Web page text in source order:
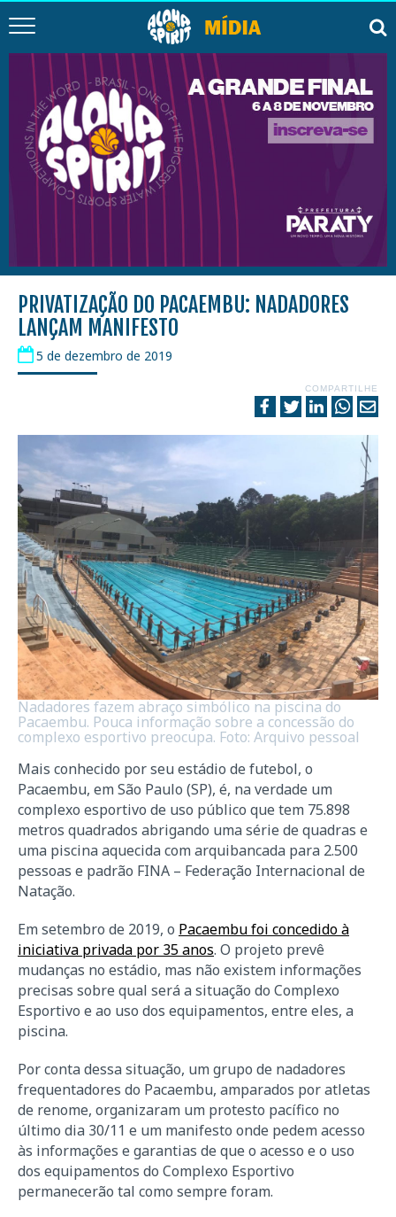
PRIVATIZAÇÃO DO PACAEMBU: NADADORES
LANÇAM MANIFESTO
5 de dezembro de 2019
COMPARTILHE
Nadadores fazem abraço simbólico na piscina do
Pacaembu. Pouca informação sobre a concessão do
complexo esportivo preocupa. Foto: Arquivo pessoal
Mais conhecido por seu estádio de futebol, o
Pacaembu, em São Paulo (SP), é, na verdade um
complexo esportivo de uso público que tem 75.898
metros quadrados abrigando uma série de quadras e
uma piscina aquecida com arquibancada para 2.500
pessoas e padrão FINA – Federação Internacional de
Natação.
Em setembro de 2019, o Pacaembu foi concedido à
iniciativa privada por 35 anos. O projeto prevê
mudanças no estádio, mas não existem informações
precisas sobre qual será a situação do Complexo
Esportivo e ao uso dos equipamentos, entre eles, a
piscina.
Por conta dessa situação, um grupo de nadadores
frequentadores do Pacaembu, amparados por atletas
de renome, organizaram um protesto pacífico no
último dia 30/11 e um manifesto onde pedem acesso
às informações e garantias de que o acesso e o uso
dos equipamentos do Complexo Esportivo
permanecerão tal como sempre foram.